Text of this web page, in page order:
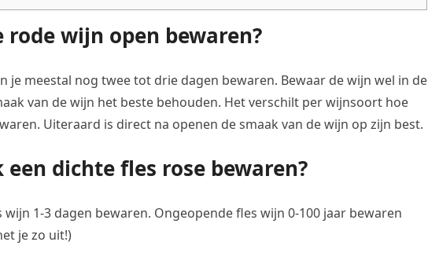
rode wijn open bewaren?
je meestal nog twee tot drie dagen bewaren. Bewaar de wijn wel in de
van de wijn het beste behouden. Het verschilt per wijnsoort hoe
Uiteraard is direct na openen de smaak van de wijn op zijn best.
dichte fles rose bewaren?
wijn 1-3 dagen bewaren. Ongeopende fles wijn 0-100 jaar bewaren
je zo uit!)